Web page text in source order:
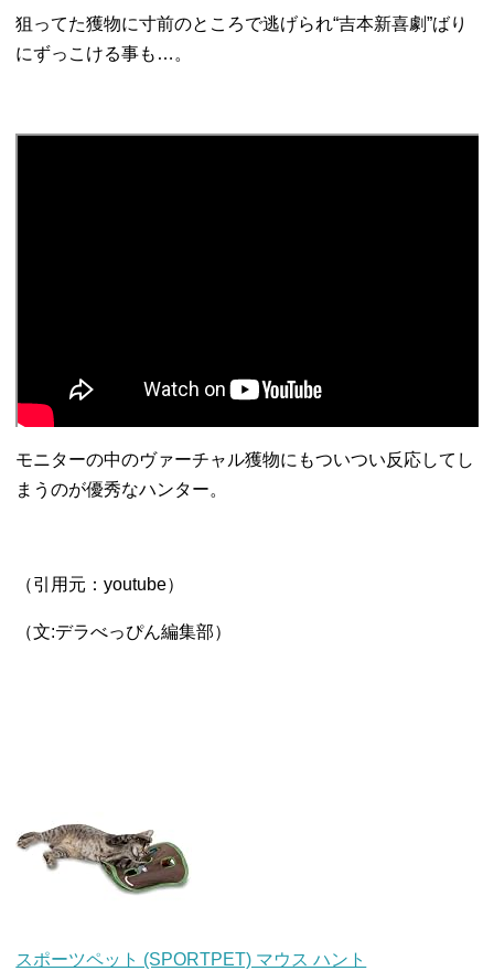
狙ってた獲物に寸前のところで逃げられ“吉本新喜劇”ばり
にずっこける事も…。
モニターの中のヴァーチャル獲物にもついつい反応してし
まうのが優秀なハンター。
（引用元：youtube）
（文:デラべっぴん編集部）
スポーツペット (SPORTPET) マウス ハント